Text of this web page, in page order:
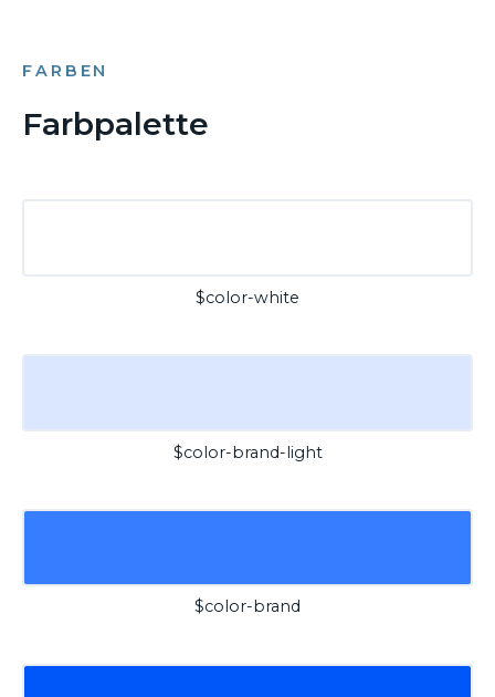
FARBEN
Farbpalette
$color-white
$color-brand-light
$color-brand